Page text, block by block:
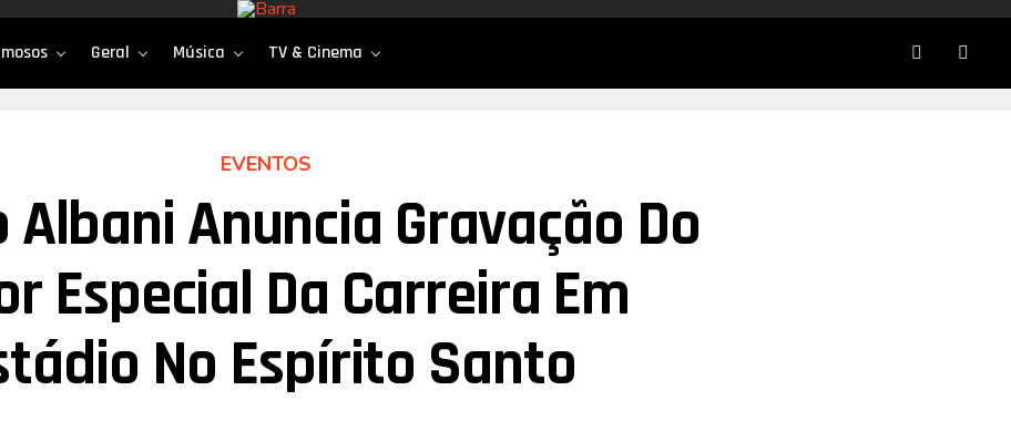
Geral Música TV & Cinema
EVENTOS
Albani Anuncia Gravação Do
Especial Da Carreira Em
No Espírito Santo